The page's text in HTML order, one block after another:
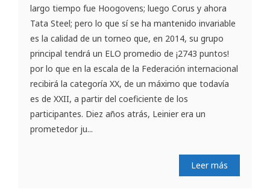
largo tiempo fue Hoogovens; luego Corus y ahora
Tata Steel; pero lo que sí se ha mantenido invariable
es la calidad de un torneo que, en 2014, su grupo
principal tendrá un ELO promedio de ¡2743 puntos!
por lo que en la escala de la Federación internacional
recibirá la categoría XX, de un máximo que todavía
es de XXII, a partir del coeficiente de los
participantes. Diez años atrás, Leinier era un
prometedor ju...
Leer más